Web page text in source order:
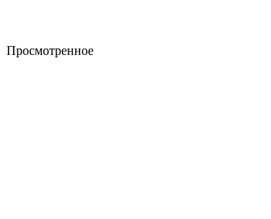
Просмотренное